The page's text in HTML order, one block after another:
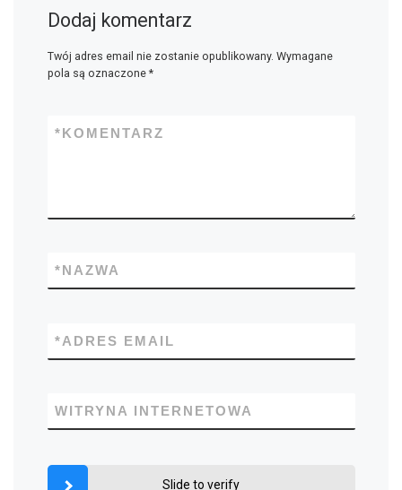
Dodaj komentarz
Twój adres email nie zostanie opublikowany. Wymagane
pola są oznaczone *
KOMENTARZ
*
NAZWA
*
ADRES EMAIL
*
WITRYNA INTERNETOWA
Slide to verify